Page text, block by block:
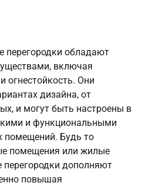
перегородки обладают
включая
огнестойкость. Они
дизайна, от
и могут быть настроены в
и функциональными
помещений. Будь то
помещения или жилые
дополняют
повышая